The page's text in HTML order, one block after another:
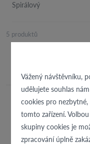
Vážený návštěvníku,
udělujete souhlas
cookies pro
tomto zařízení.
skupiny cookies je
zpracování úplně
Spirálový
5 produktů
Zobrazit produkty k